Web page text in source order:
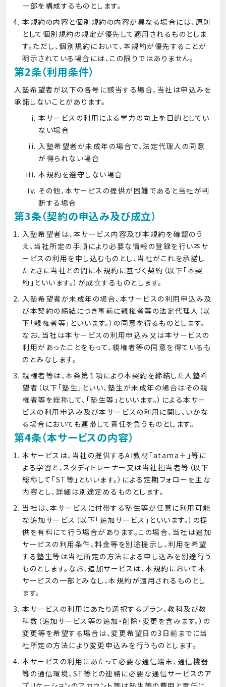
一部を構成するものとします。
本規約の内容と個別規約の内容が異なる場合には、原則
として個別規約の規定が優先して適用されるものとしま
す。ただし、個別規約において、本規約が優先することが
明示されている場合には、この限りではありません。
第2条（利用条件）
入塾希望者が以下の各号に該当する場合、当社は申込みを
承諾しないことがあります。
本サービスの利用による学力の向上を目的としてい
ない場合
入塾希望者が未成年の場合で、法定代理人の同意
が得られない場合
本規約を遵守しない場合
その他、本サービスの提供が困難であると当社が判
断する場合
第3条（契約の申込み及び成立）
入塾希望者は、本サービス内容及び本規約を確認のう
え、当社所定の手順により必要な情報の登録を行い本サ
ービスの利用を申し込むものとし、当社がこれを承諾し
たときに当社との間に本規約に基づく契約（以下「本契
約」といいます。）が成立するものとします。
入塾希望者が未成年の場合、本サービスの利用申込み及
び本契約の締結につき事前に親権者等の法定代理人（以
下「親権者等」といいます。）の同意を得るものとします。
なお、当社は本サービスの利用申込み又は本サービスの
利用があったことをもって、親権者等の同意を得ているも
のとみなします。
親権者等は、本条第１項により本契約を締結した入塾希
望者（以下「塾生」といい、塾生が未成年の場合はその親
権者等を総称して、「塾生等」といいます。）による本サー
ビスの利用申込み及び本サービスの利用に関し、いかな
る場合においても連帯して責任を負うものとします。
第4条（本サービスの内容）
本サービスは、当社の提供するAI教材「atama＋」等に
よる学習と、スタディトレーナー又は当社担当者等（以下
総称して「ST等」といいます。）による定期フォローを主な
内容とし、詳細は別途定めるものとします。
当社は、本サービスに付帯する塾生等が任意に利用可能
な追加サービス（以下「追加サービス」といいます。）の提
供を有料にて行う場合があります。この場合、当社は追加
サービスの利用条件、料金等を別途提示し、利用を希望
する塾生等は当社所定の方法による申し込みを別途行う
ものとします。なお、追加サービスは、本規約において本
サービスの一部とみなし、本規約が適用されるものとし
ます。
本サービスの利用にあたり選択するプラン、教科及び教
科数（追加サービス等の追加・削除・変更を含みます。）の
変更等を希望する場合は、変更希望日の3日前までに当
社所定の方法により変更申込みを行うものとします。
本サービスの利用にあたって必要な通信端末、通信機器
等の通信環境、ST等との連絡に必要な通信サービスのア